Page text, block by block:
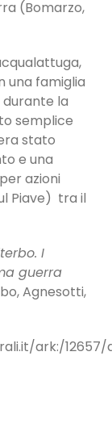
(Bomarzo,
una famiglia
la
semplice
stato
e una
azioni
Piave) tra il
I
guerra
Agnesotti,
ark:/12657/